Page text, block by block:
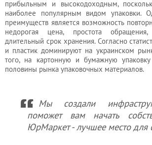
прибыльным и высокодоходным,
наиболее популярным видом упаковки.
преимуществ является возможность
недорогая цена, простота
длительный срок хранения. Согласно
и пластик доминируют на украинском
того, на картонную и бумажную
половины рынка упаковочных материалов.
Мы создали
поможет вам начать
ЮрМаркет - лучшее место для